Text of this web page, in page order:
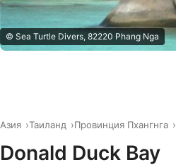
© Sea Turtle Divers, 82220 Phang Nga
Азия Таиланд Провинция Пхангнга
Donald Duck Bay